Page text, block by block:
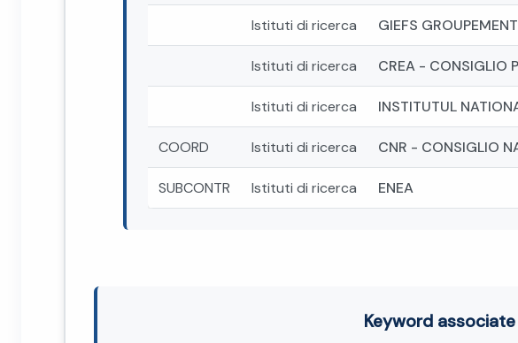
Istituti di ricerca GIEFS
Istituti di ricerca CREA - CONSIGLIO
Istituti di ricerca INSTITUTUL
COORD Istituti di ricerca CNR - CONSIGLIO
SUBCONTR Istituti di ricerca ENEA
Keyword